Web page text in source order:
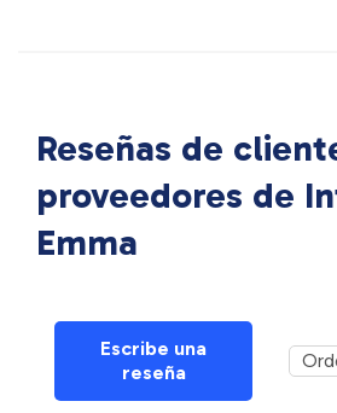
Reseñas de
proveedores de
Emma
Escribe una
reseña